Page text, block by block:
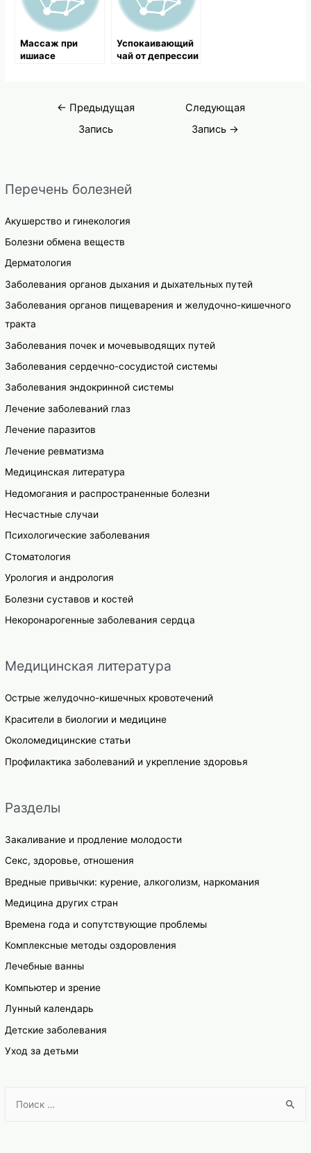
Перечень болезней
Акушерство и гинекология
Болезни обмена веществ
Дерматология
Заболевания органов дыхания и дыхательных путей
Заболевания органов пищеварения и желудочно-кишечного
тракта
Заболевания почек и мочевыводящих путей
Заболевания сердечно-сосудистой системы
Заболевания эндокринной системы
Лечение заболеваний глаз
Лечение паразитов
Лечение ревматизма
Медицинская литература
Недомогания и распространенные болезни
Несчастные случаи
Психологические заболевания
Стоматология
Урология и андрология
Болезни суставов и костей
Некоронарогенные заболевания сердца
Медицинская литература
Острые желудочно-кишечных кровотечений
Красители в биологии и медицине
Околомедицинские статьи
Профилактика заболеваний и укрепление здоровья
Разделы
Закаливание и продление молодости
Секс, здоровье, отношения
Вредные привычки: курение, алкоголизм, наркомания
Медицина других стран
Времена года и сопутствующие проблемы
Комплексные методы оздоровления
Лечебные ванны
Компьютер и зрение
Лунный календарь
Детские заболевания
Уход за детьми
Массаж при
ишиасе
Успокаивающий
чай от депрессии
Навигация
← Предыдущая
Запись
Следующая
Запись →